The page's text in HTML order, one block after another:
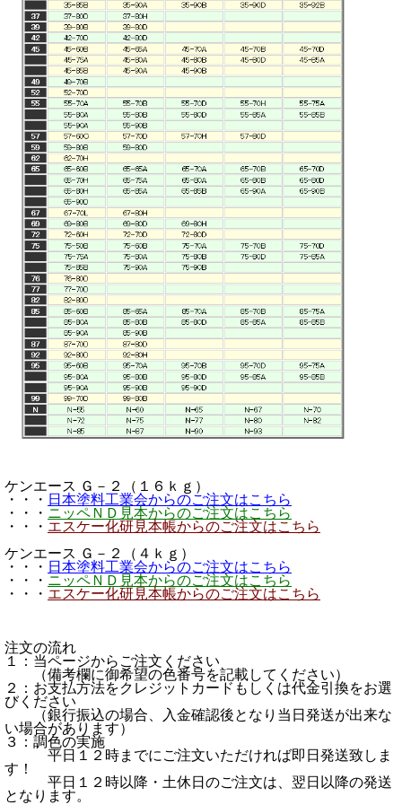
ケンエース Ｇ－２（１６ｋｇ）
・・・ 日本塗料工業会からのご注文はこちら
・・・ ニッペＮＤ見本からのご注文はこちら
・・・ エスケー化研見本帳からのご注文はこちら
ケンエース Ｇ－２（４ｋｇ）
・・・ 日本塗料工業会からのご注文はこちら
・・・ ニッペＮＤ見本からのご注文はこちら
・・・ エスケー化研見本帳からのご注文はこちら
注文の流れ
１：当ページからご注文ください
（備考欄に御希望の色番号を記載してください）
２：お支払方法をクレジットカードもしくは代金引換をお選
びください
（銀行振込の場合、入金確認後となり当日発送が出来な
い場合があります）
３：調色の実施
平日１２時までにご注文いただければ即日発送致しま
す！
平日１２時以降・土休日のご注文は、翌日以降の発送
となります。